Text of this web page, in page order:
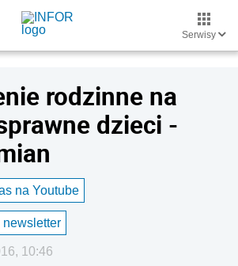
Serwisy
rodzinne na
dzieci -
na Youtube
10:46